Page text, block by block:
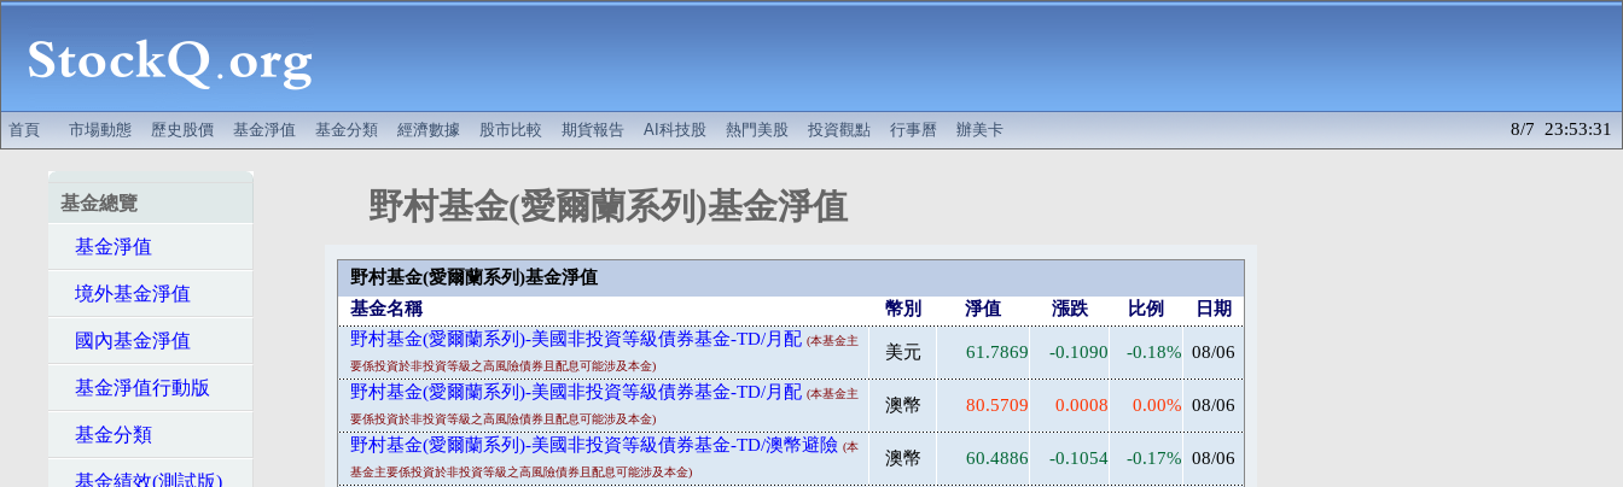
首頁 市場動態 歷史股價 基金淨值 基金分類 經濟數據 股市比較 期貨報告 AI科技股 熱門美股 投資觀點 行事曆 辦美卡 8/7 23:53:31
基金總覽
基金淨值
境外基金淨值
國內基金淨值
基金淨值行動版
基金分類
基金績效(測試版)
野村基金(愛爾蘭系列)基金淨值
野村基金(愛爾蘭系列)基金淨值
基金名稱
幣別 淨值 漲跌 比例
日期
野村基金(愛爾蘭系列)-美國非投資等級債券基金-TD/月配 (本基金主
要係投資於非投資等級之高風險債券且配息可能涉及本金)
美元 61.7869 -0.1090 -0.18% 08/06
野村基金(愛爾蘭系列)-美國非投資等級債券基金-TD/月配 (本基金主
要係投資於非投資等級之高風險債券且配息可能涉及本金)
澳幣 80.5709 0.0008 0.00% 08/06
野村基金(愛爾蘭系列)-美國非投資等級債券基金-TD/澳幣避險 (本
基金主要係投資於非投資等級之高風險債券且配息可能涉及本金)
澳幣 60.4886 -0.1054 -0.17% 08/06